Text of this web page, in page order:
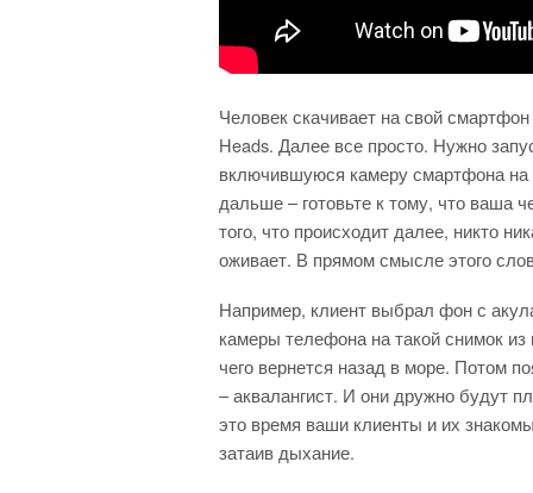
Человек скачивает на свой
Heads. Далее все просто. Нужно
включившуюся камеру смартфона
дальше – готовьте к тому, что ваша
того, что происходит далее, никто
оживает. В прямом смысле этого
Например, клиент выбрал фон с
камеры телефона на такой снимок
чего вернется назад в море. Потом
– аквалангист. И они дружно будут
это время ваши клиенты и их
затаив дыхание.